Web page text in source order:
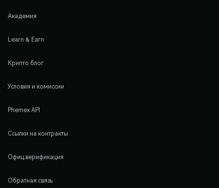
Академия
Learn & Earn
Крипто блог
Условия и комиссии
Phemex API
Ссылки на контракты
Офиц.верификация
Обратная связь